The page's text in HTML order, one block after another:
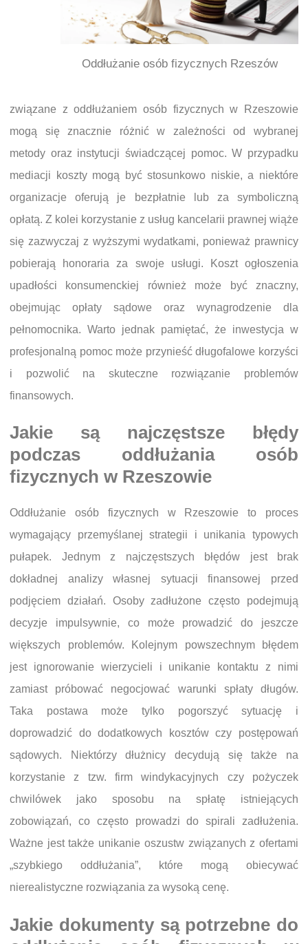
Oddłużanie osób fizycznych Rzeszów
związane z oddłużaniem osób fizycznych w Rzeszowie
mogą się znacznie różnić w zależności od wybranej
metody oraz instytucji świadczącej pomoc. W przypadku
mediacji koszty mogą być stosunkowo niskie, a niektóre
organizacje oferują je bezpłatnie lub za symboliczną
opłatą. Z kolei korzystanie z usług kancelarii prawnej wiąże
się zazwyczaj z wyższymi wydatkami, ponieważ prawnicy
pobierają honoraria za swoje usługi. Koszt ogłoszenia
upadłości konsumenckiej również może być znaczny,
obejmując opłaty sądowe oraz wynagrodzenie dla
pełnomocnika. Warto jednak pamiętać, że inwestycja w
profesjonalną pomoc może przynieść długofalowe korzyści
i pozwolić na skuteczne rozwiązanie problemów
finansowych.
Jakie są najczęstsze błędy
podczas oddłużania osób
fizycznych w Rzeszowie
Oddłużanie osób fizycznych w Rzeszowie to proces
wymagający przemyślanej strategii i unikania typowych
pułapek. Jednym z najczęstszych błędów jest brak
dokładnej analizy własnej sytuacji finansowej przed
podjęciem działań. Osoby zadłużone często podejmują
decyzje impulsywnie, co może prowadzić do jeszcze
większych problemów. Kolejnym powszechnym błędem
jest ignorowanie wierzycieli i unikanie kontaktu z nimi
zamiast próbować negocjować warunki spłaty długów.
Taka postawa może tylko pogorszyć sytuację i
doprowadzić do dodatkowych kosztów czy postępowań
sądowych. Niektórzy dłużnicy decydują się także na
korzystanie z tzw. firm windykacyjnych czy pożyczek
chwilówek jako sposobu na spłatę istniejących
zobowiązań, co często prowadzi do spirali zadłużenia.
Ważne jest także unikanie oszustw związanych z ofertami
„szybkiego oddłużania”, które mogą obiecywać
nierealistyczne rozwiązania za wysoką cenę.
Jakie dokumenty są potrzebne do